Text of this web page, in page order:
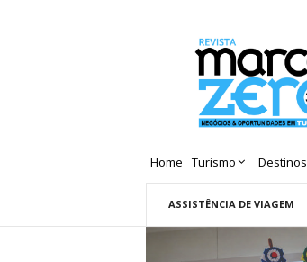
Home Turismo Destinos
ASSISTÊNCIA DE VIAGEM